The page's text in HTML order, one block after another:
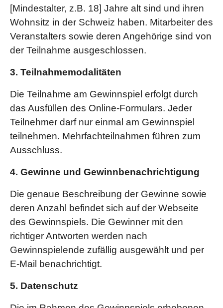
[Mindestalter, z.B. 18] Jahre alt sind und ihren
Wohnsitz in der Schweiz haben. Mitarbeiter des
Veranstalters sowie deren Angehörige sind von
der Teilnahme ausgeschlossen.
3. Teilnahmemodalitäten
Die Teilnahme am Gewinnspiel erfolgt durch
das Ausfüllen des Online-Formulars. Jeder
Teilnehmer darf nur einmal am Gewinnspiel
teilnehmen. Mehrfachteilnahmen führen zum
Ausschluss.
4. Gewinne und Gewinnbenachrichtigung
Die genaue Beschreibung der Gewinne sowie
deren Anzahl befindet sich auf der Webseite
des Gewinnspiels. Die Gewinner mit den
richtiger Antworten werden nach
Gewinnspielende zufällig ausgewählt und per
E-Mail benachrichtigt.
5. Datenschutz